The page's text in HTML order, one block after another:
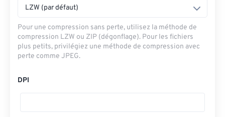
LZW (par défaut)
Pour une compression sans perte, utilisez la méthode de
compression LZW ou ZIP (dégonflage). Pour les fichiers
plus petits, privilégiez une méthode de compression avec
perte comme JPEG.
DPI